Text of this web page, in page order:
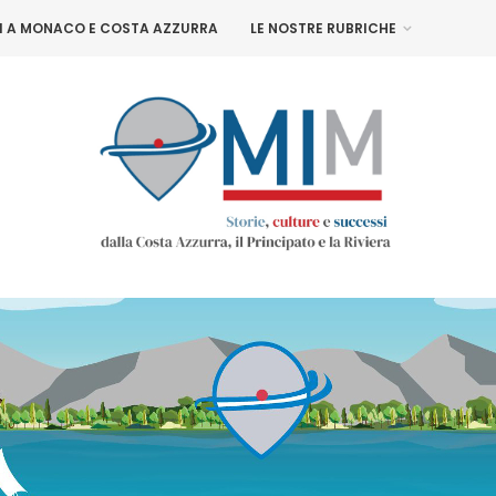
A MONACO E COSTA AZZURRA LE NOSTRE RUBRICHE